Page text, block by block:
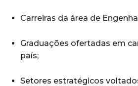
Carreiras da área de
Graduações ofertadas em
país;
Setores estratégicos